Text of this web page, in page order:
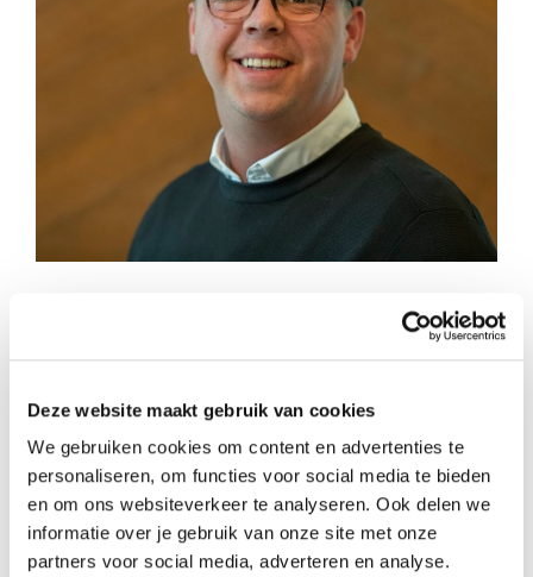
Deze website maakt gebruik van cookies
We gebruiken cookies om content en advertenties te
personaliseren, om functies voor social media te bieden
en om ons websiteverkeer te analyseren. Ook delen we
informatie over je gebruik van onze site met onze
partners voor social media, adverteren en analyse.